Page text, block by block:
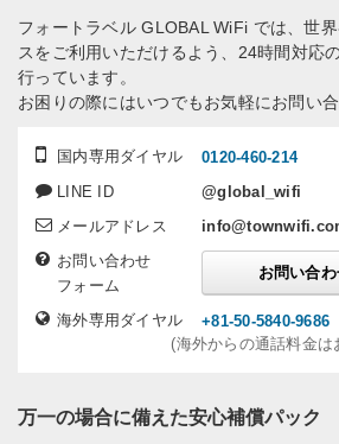
国内専用ダイヤル
0120-460-214
LINE ID
@global_wifi
メールアドレス
お問い合わせ
フォーム
お問い合
海外専用ダイヤル
+81-50-5840-9686
(海外からの通話料金
フォートラベル GLOBAL WiFi では、世
スをご利用いただけるよう、24時間対応
行っています。
お困りの際にはいつでもお気軽にお問い合
万一の場合に備えた安心補償パック